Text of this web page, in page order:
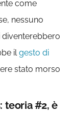
come
nessuno
ilgesto di
stato morso
teoria #2, è